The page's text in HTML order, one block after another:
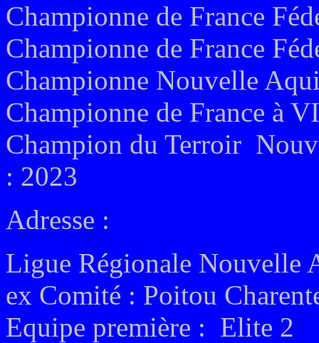
Championne de France
Championne de France
Championne Nouvelle
Championne de France à
Champion du Terroir
: 2023
Adresse :
Ligue Régionale Nouvelle
ex Comité : Poitou
Equipe première : Elite 2